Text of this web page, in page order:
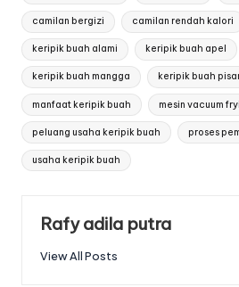
camilan bergizi camilan rendah kalori
keripik buah alami keripik buah apel
keripik buah mangga keripik buah
manfaat keripik buah mesin vacuum
peluang usaha keripik buah proses
usaha keripik buah
Rafy adila putra
View All Posts